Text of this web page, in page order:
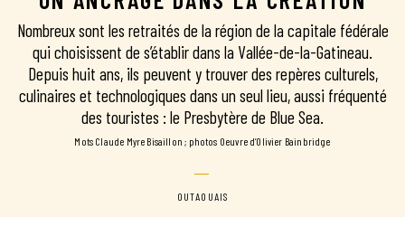
Nombreux sont les retraités de la région de la capitale fédérale
qui choisissent de s’établir dans la Vallée-de-la-Gatineau.
Depuis huit ans, ils peuvent y trouver des repères culturels,
culinaires et technologiques dans un seul lieu, aussi fréquenté
des touristes : le Presbytère de Blue Sea.
mots Claude Myre Bisaillon photos Oeuvre d’Olivier Bainbridge
OUTAOUAIS